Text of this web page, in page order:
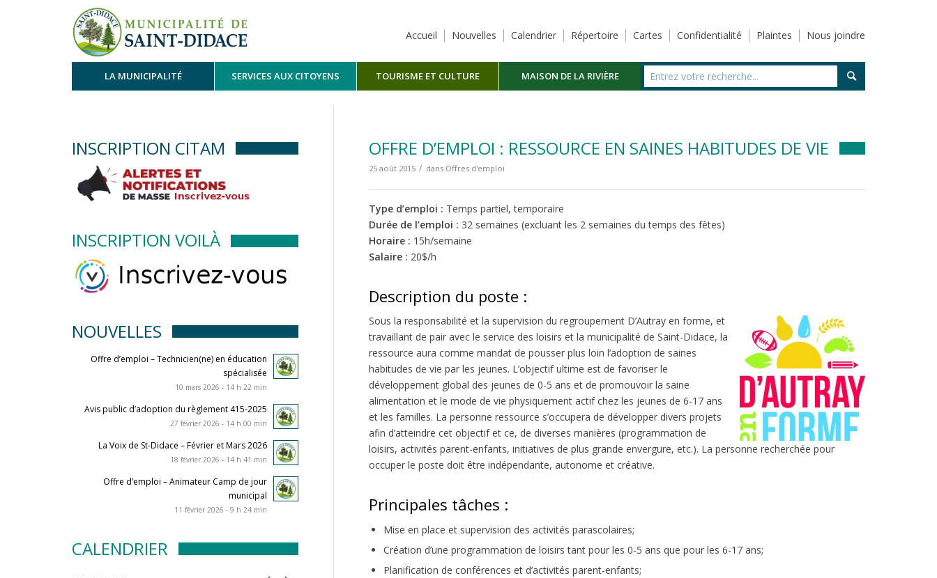
Accueil Nouvelles Calendrier Répertoire Cartes Confidentialité Plaintes Nous joindre
LA MUNICIPALITÉ SERVICES AUX CITOYENS TOURISME ET CULTURE MAISON DE LA RIVIÈRE
OFFRE D’EMPLOI : RESSOURCE EN SAINES HABITUDES DE VIE
25 août 2015 / dans Offres d'emploi
Type d’emploi : Temps partiel, temporaire
Durée de l’emploi : 32 semaines (excluant les 2 semaines du temps des fêtes)
Horaire : 15h/semaine
Salaire : 20$/h
Description du poste :
Sous la responsabilité et la supervision du regroupement D’Autray en forme, et
travaillant de pair avec le service des loisirs et la municipalité de Saint-Didace, la
ressource aura comme mandat de pousser plus loin l’adoption de saines
habitudes de vie par les jeunes. L’objectif ultime est de favoriser le
développement global des jeunes de 0-5 ans et de promouvoir la saine
alimentation et le mode de vie physiquement actif chez les jeunes de 6-17 ans
et les familles. La personne ressource s’occupera de développer divers projets
afin d’atteindre cet objectif et ce, de diverses manières (programmation de
loisirs, activités parent-enfants, initiatives de plus grande envergure, etc.). La personne recherchée pour
occuper le poste doit être indépendante, autonome et créative.
Principales tâches :
Mise en place et supervision des activités parascolaires;
Création d’une programmation de loisirs tant pour les 0-5 ans que pour les 6-17 ans;
Planification de conférences et d’activités parent-enfants;
INSCRIPTION CITAM
INSCRIPTION VOILÀ
NOUVELLES
Offre d’emploi – Technicien(ne) en éducation
spécialisée
10 mars 2026 - 14 h 22 min
Avis public d’adoption du règlement 415-2025
27 février 2026 - 14 h 00 min
La Voix de St-Didace – Février et Mars 2026
18 février 2026 - 14 h 41 min
Offre d’emploi – Animateur Camp de jour
municipal
11 février 2026 - 9 h 24 min
CALENDRIER